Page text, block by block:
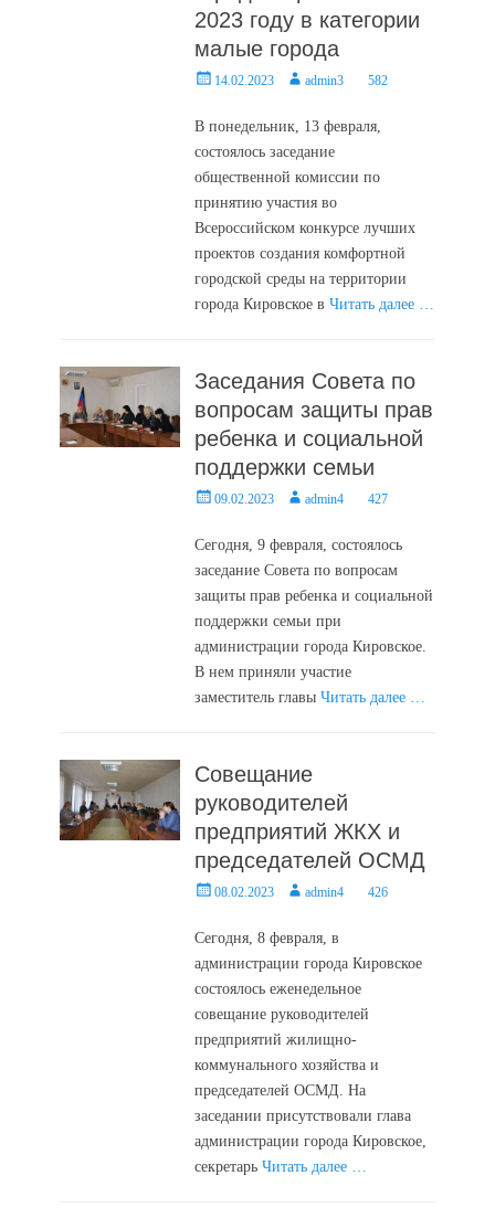
2023 году в категории
малые города
Posted14.02.2023 Authoradmin3 582
В понедельник, 13 февраля,
состоялось заседание
общественной комиссии по
принятию участия во
Всероссийском конкурсе лучших
проектов создания комфортной
городской среды на территории
города Кировское вЧитать далее …
Заседания Совета по
вопросам защиты прав
ребенка и социальной
поддержки семьи
Posted09.02.2023 Authoradmin4 427
Сегодня, 9 февраля, состоялось
заседание Совета по вопросам
защиты прав ребенка и социальной
поддержки семьи при
администрации города Кировское.
В нем приняли участие
заместитель главыЧитать далее …
Совещание
руководителей
предприятий ЖКХ и
председателей ОСМД
Posted08.02.2023 Authoradmin4 426
Сегодня, 8 февраля, в
администрации города Кировское
состоялось еженедельное
совещание руководителей
предприятий жилищно-
коммунального хозяйства и
председателей ОСМД. На
заседании присутствовали глава
администрации города Кировское,
секретарьЧитать далее …